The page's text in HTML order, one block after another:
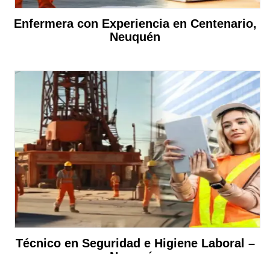
Enfermera con Experiencia en Centenario,
Neuquén
Técnico en Seguridad e Higiene Laboral –